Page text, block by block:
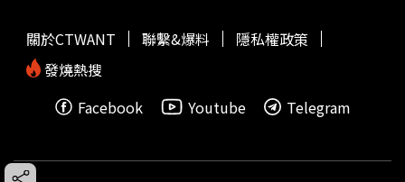
關於CTWANT 聯繫&爆料
隱私權政策
發燒熱搜
Facebook
Youtube Telegram